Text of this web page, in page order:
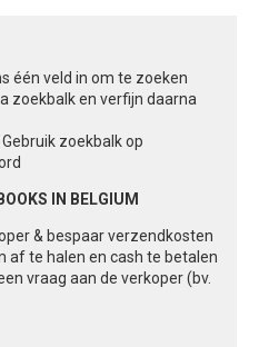
één veld in om te zoeken
zoekbalk en verfijn daarna
zoekbalk op
IN BELGIUM
& bespaar verzendkosten
af te halen en cash te betalen
vraag aan de verkoper (bv.